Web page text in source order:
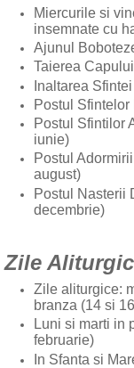
Miercurile si
insemnate cu
Ajunul
Taierea
Inaltarea
Postul
Postul Sfintilor
iunie)
Postul
august)
Postul Nasterii
decembrie)
Zile
Zile aliturgice:
branza (14 si
Luni si marti in
februarie)
In Sfanta si